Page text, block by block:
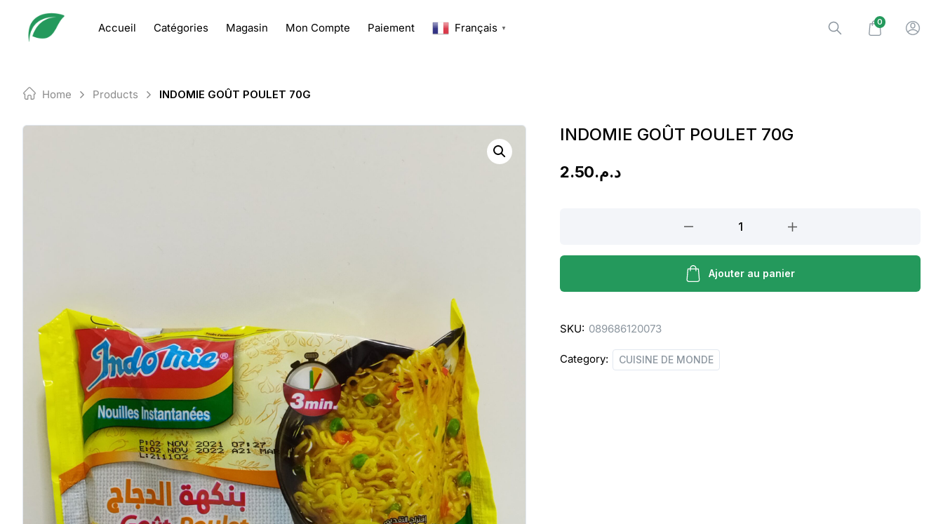
content
Accueil Catégories Magasin Mon Compte Paiement Français ▼
0
Home Products INDOMIE GOÛT POULET 70G
INDOMIE GOÛT POULET 70G
د.م.2.50
POULET
quantity
Ajouter au panier
SKU: 089686120073
Category: CUISINE DE MONDE